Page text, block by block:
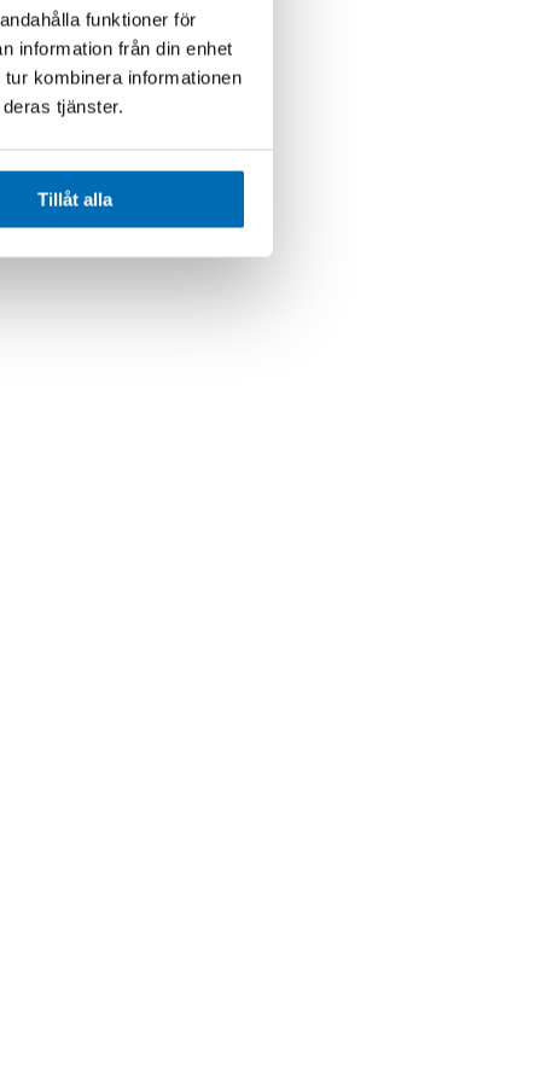
funktioner för
information från din enhet
kombinera informationen
tjänster.
Tillåt alla